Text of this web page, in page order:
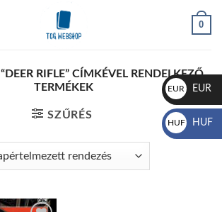
0
“DEER RIFLE” CÍMKÉVEL RENDELKEZŐ
TERMÉKEK
SZŰRÉS
EUR
€
EUR
HUF
Ft
HUF